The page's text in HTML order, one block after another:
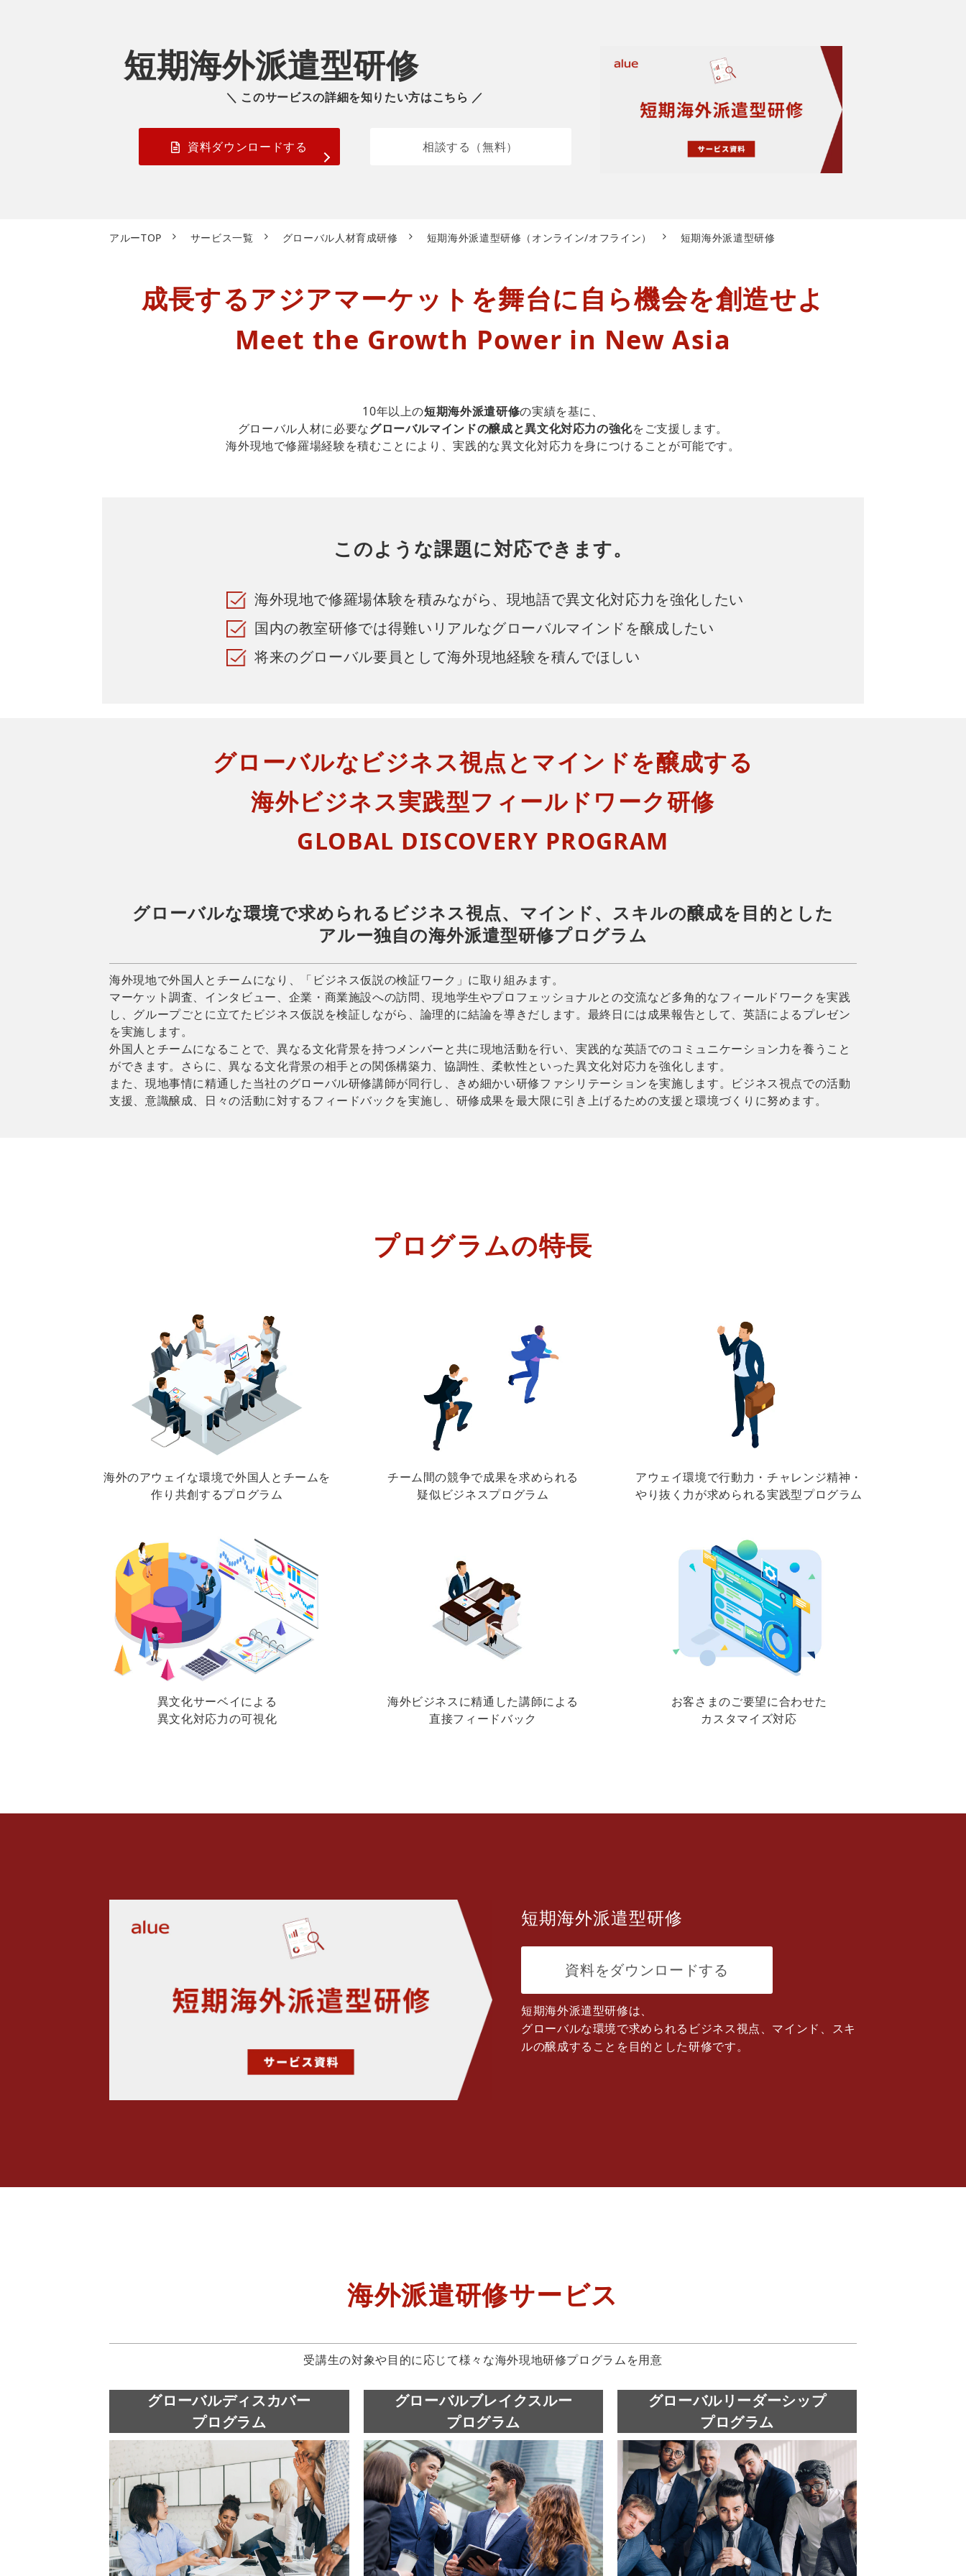
短期海外派遣型研修
＼ このサービスの詳細を知りたい方はこちら ／
資料ダウンロードする 相談する（無料）
アルーTOP サービス一覧 グローバル人材育成研修 短期海外派遣型研修（オンライン/オフライン） 短期海外派遣型研修
成長するアジアマーケットを舞台に自ら機会を創造せよ
Meet the Growth Power in New Asia
10年以上の短期海外派遣研修の実績を基に、
グローバル人材に必要なグローバルマインドの醸成と異文化対応力の強化をご支援します。
海外現地で修羅場経験を積むことにより、実践的な異文化対応力を身につけることが可能です。
このような課題に対応できます。
海外現地で修羅場体験を積みながら、現地語で異文化対応力を強化したい
国内の教室研修では得難いリアルなグローバルマインドを醸成したい
将来のグローバル要員として海外現地経験を積んでほしい
グローバルなビジネス視点とマインドを醸成する
海外ビジネス実践型フィールドワーク研修
GLOBAL DISCOVERY PROGRAM
グローバルな環境で求められるビジネス視点、マインド、スキルの醸成を目的とした
アルー独自の海外派遣型研修プログラム
海外現地で外国人とチームになり、「ビジネス仮説の検証ワーク」に取り組みます。
マーケット調査、インタビュー、企業・商業施設への訪問、現地学生やプロフェッショナルとの交流など多角的なフィールドワークを実践
し、グループごとに立てたビジネス仮説を検証しながら、論理的に結論を導きだします。最終日には成果報告として、英語によるプレゼン
を実施します。
外国人とチームになることで、異なる文化背景を持つメンバーと共に現地活動を行い、実践的な英語でのコミュニケーション力を養うこと
ができます。さらに、異なる文化背景の相手との関係構築力、協調性、柔軟性といった異文化対応力を強化します。
また、現地事情に精通した当社のグローバル研修講師が同行し、きめ細かい研修ファシリテーションを実施します。ビジネス視点での活動
支援、意識醸成、日々の活動に対するフィードバックを実施し、研修成果を最大限に引き上げるための支援と環境づくりに努めます。
プログラムの特長
海外のアウェイな環境で外国人とチームを
作り共創するプログラム
チーム間の競争で成果を求められる
疑似ビジネスプログラム​
アウェイ環境で行動力・チャレンジ精神・
やり抜く力が求められる実践型プログラム​
異文化サーベイによる
異文化対応力の可視化
海外ビジネスに精通した講師による
直接フィードバック
お客さまのご要望に合わせた
カスタマイズ対応
短期海外派遣型研修
資料をダウンロードする
短期海外派遣型研修は、
グローバルな環境で求められるビジネス視点、マインド、スキ
ルの醸成することを目的とした研修です。
海外派遣研修サービス
受講生の対象や目的に応じて様々な海外現地研修プログラムを用意​
グローバルディスカバー
​プログラム
グローバルブレイクスルー​
プログラム​
グローバルリーダーシップ
​プログラム